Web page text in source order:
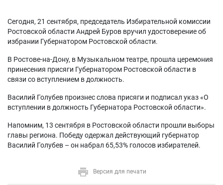
Сегодня, 21 сентября, председатель Избирательной комиссии
Ростовской области Андрей Буров вручил удостоверение об
избрании Губернатором Ростовской области.
В Ростове-на-Дону, в Музыкальном театре, прошла церемония
принесения присяги Губернатором Ростовской области в
связи со вступлением в должность.
Василий Голубев произнес слова присяги и подписал указ «О
вступлении в должность Губернатора Ростовской области».
Напомним, 13 сентября в Ростовской области прошли выборы
главы региона. Победу одержал действующий губернатор
Василий Голубев – он набрал 65,53% голосов избирателей.
Версия для печати